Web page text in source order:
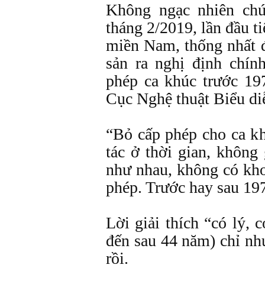
Không ngạc nhiên
tháng 2/2019, lần đầu
miền Nam, thống nhất
sản ra nghị định
phép ca khúc trước
Cục Nghệ thuật Biểu
“Bỏ cấp phép cho ca
tác ở thời gian, không
như nhau, không có
phép. Trước hay sau
Lời giải thích “có lý,
đến sau 44 năm) chỉ
rồi.